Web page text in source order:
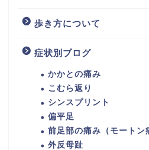
歩き方について
症状別ブログ
かかとの痛み
こむら返り
シンスプリント
偏平足
前足部の痛み（モートン
外反母趾